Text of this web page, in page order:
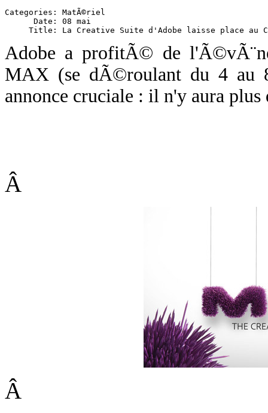
Categories: MatÃ©riel
      Date: 08 mai
Adobe a profitÃ© de
MAX (se dÃ©roulant du 4 au
annonce cruciale : il n'y aura plus
Â
Â